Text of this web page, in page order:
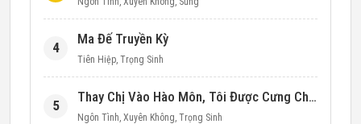
4
Ma Đế Truyền Kỳ
Tiên Hiệp, Trọng Sinh
5
Thay Chị Vào Hào Môn, Tôi Được Cưng Chiều Hết Mực (Thập Niên 90)
Ngôn Tình, Xuyên Không, Trọng Sinh